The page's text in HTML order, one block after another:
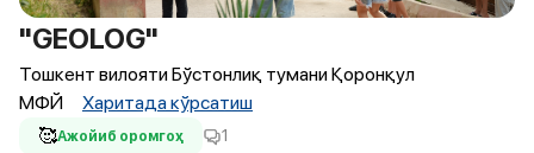
"GEOLOG"
Тошкент вилояти Бўстонлиқ тумани Қоронқул
МФЙ
Харитада кўрсатиш
🥰Ажойиб оромгоҳ 1